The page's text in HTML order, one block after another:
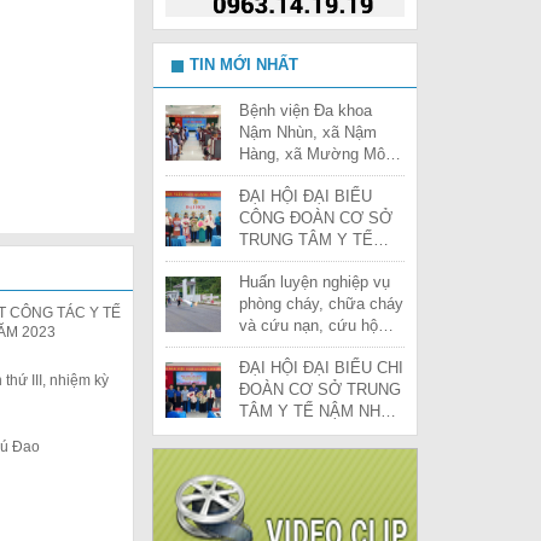
1/6 TẠI
hiểm y tế trên
điện tử
cụ cho
Y tế huyện
CÔNG TÁC Y TẾ
2023
III, nhiệm kỳ
Đao
TIN MỚI NHẤT
Bệnh viện Đa khoa
Nậm Nhùn, xã Nậm
Hàng, xã Mường Mô,
xã Hua Bum, xã Pa
Tần và xã Lê Lợi tổ
chức Lễ ra quân khám
sức khỏe định kỳ,
khám sàng lọc cho
người dân năm 2026
ĐẠI HỘI ĐẠI BIỂU
CÔNG ĐOÀN CƠ SỞ
TRUNG TÂM Y TẾ
NẬM NHÙN LẦN THỨ
IV, NHIỆM KỲ 2025-
2030
Huấn luyện nghiệp vụ
phòng cháy, chữa cháy
và cứu nạn, cứu hộ
năm 2025
ĐẠI HỘI ĐẠI BIỂU CHI
ĐOÀN CƠ SỞ TRUNG
TÂM Y TẾ NẬM NHÙN
LẦN THỨ IV, NHIỆM
KỲ 2025-2027